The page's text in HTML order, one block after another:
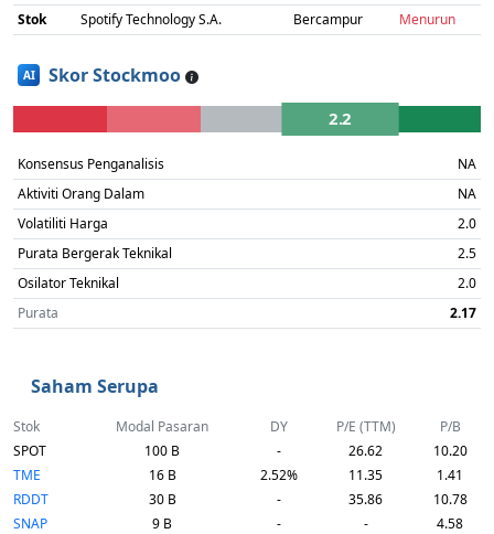
Stok Spotify Technology S.A. Bercampur Menurun
AI Skor Stockmoo
2.2
Konsensus Penganalisis
NA
Aktiviti Orang Dalam
NA
Volatiliti Harga
2.0
Purata Bergerak Teknikal
2.5
Osilator Teknikal
2.0
Purata
2.17
Saham Serupa
Stok Modal Pasaran DY P/E (TTM)
P/B
SPOT
100 B - 26.62
10.20
TME
16 B 2.52% 11.35
1.41
RDDT
30 B - 35.86
10.78
SNAP
9 B - -
4.58